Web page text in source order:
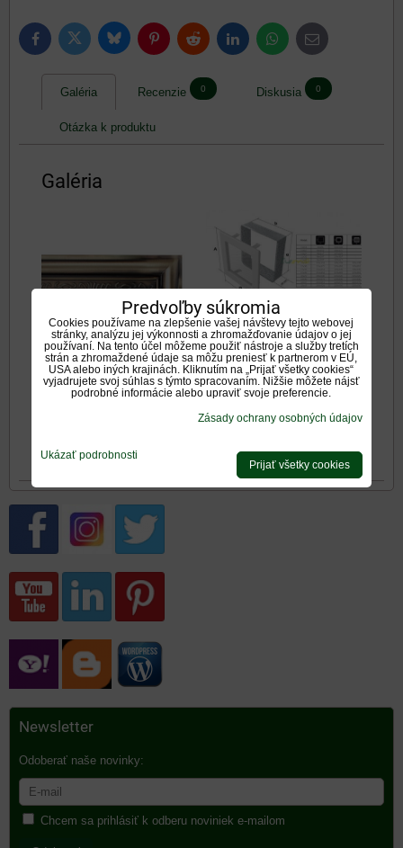
FacebookTwitter BlueskyPinterestReddit LinkedInWhatsApp
E-
mail
Galéria Recenzie 0 Diskusia 0
Otázka k produktu
Galéria
Rozmery mriežok
Newsletter
Odoberať naše novinky:
Chcem sa prihlásiť k odberu noviniek e-mailom
Predvoľby súkromia
Cookies používame na zlepšenie vašej návštevy tejto webovej
stránky, analýzu jej výkonnosti a zhromažďovanie údajov o jej
používaní. Na tento účel môžeme použiť nástroje a služby tretích
strán a zhromaždené údaje sa môžu preniesť k partnerom v EÚ,
USA alebo iných krajinách. Kliknutím na „Prijať všetky cookies“
vyjadrujete svoj súhlas s týmto spracovaním. Nižšie môžete nájsť
podrobné informácie alebo upraviť svoje preferencie.
Zásady ochrany osobných údajov
Ukázať podrobnosti
Prijať všetky cookies